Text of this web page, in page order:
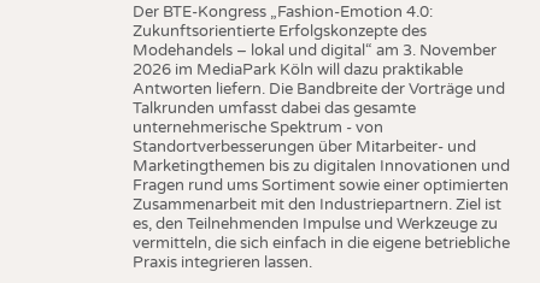
Der BTE-Kongress „Fashion-Emotion 4.0:
Zukunftsorientierte Erfolgskonzepte des
Modehandels – lokal und digital“ am 3. November
2026 im MediaPark Köln will dazu praktikable
Antworten liefern. Die Bandbreite der Vorträge und
Talkrunden umfasst dabei das gesamte
unternehmerische Spektrum - von
Standortverbesserungen über Mitarbeiter- und
Marketingthemen bis zu digitalen Innovationen und
Fragen rund ums Sortiment sowie einer optimierten
Zusammenarbeit mit den Industriepartnern. Ziel ist
es, den Teilnehmenden Impulse und Werkzeuge zu
vermitteln, die sich einfach in die eigene betriebliche
Praxis integrieren lassen.